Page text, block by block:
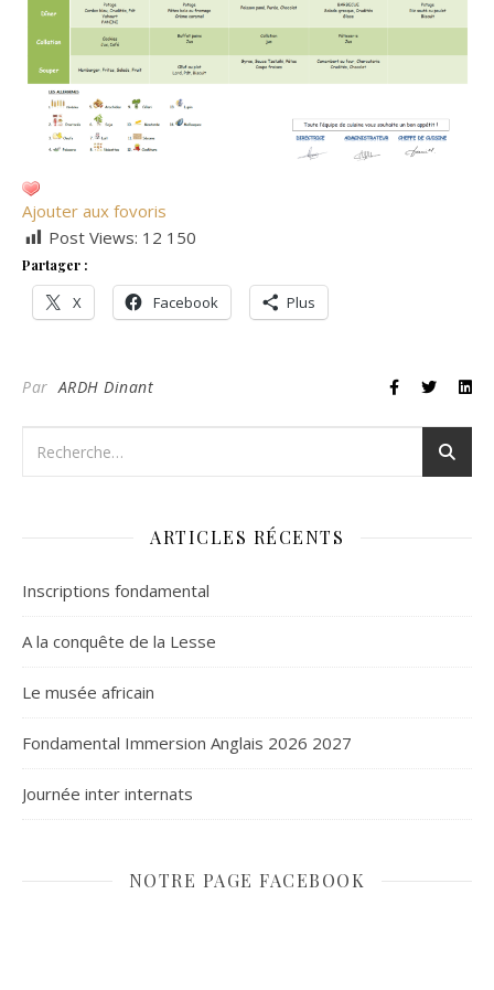
Ajouter aux fovoris
Post Views: 12 150
Partager :
X Facebook Plus
ParARDH Dinant
ARTICLES RÉCENTS
Inscriptions fondamental
A la conquête de la Lesse
Le musée africain
Fondamental Immersion Anglais 2026 2027
Journée inter internats
NOTRE PAGE FACEBOOK